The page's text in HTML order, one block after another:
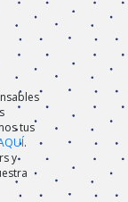
tus
.
y